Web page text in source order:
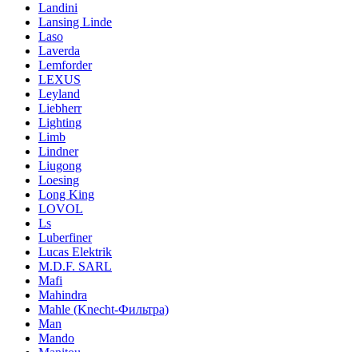
Landini
Lansing Linde
Laso
Laverda
Lemforder
LEXUS
Leyland
Liebherr
Lighting
Limb
Lindner
Liugong
Loesing
Long King
LOVOL
Ls
Luberfiner
Lucas Elektrik
M.D.F. SARL
Mafi
Mahindra
Mahle (Knecht-Фильтра)
Man
Mando